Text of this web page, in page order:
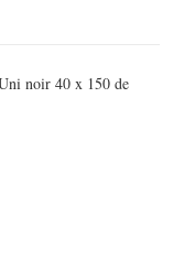
noir 40 x 150 de